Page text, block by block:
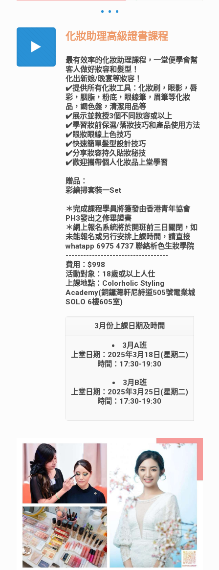
化妝助理高級證書課程
最有效率的化妝助理課程，一堂便學會幫
客人做好妝容和髮型！
化出新娘/晚宴等妝容！
✔️提供所有化妝工具：化妝刷，眼影，唇
彩，胭脂，粉底，眼線筆，眉筆等化妝
品，調色盤，清潔用品等
✔️展示並教授3個不同妝容或以上
✔️學習妝前保濕/落妝技巧和產品使用方法
✔️眼妝眼線上色技巧
✔️快速簡單髮型設計技巧
✔️分享妝容持久貼妝秘技
✔️歡迎攜帶個人化妝品上堂學習
贈品：
彩繪掃套裝一Set
＊完成課程學員將獲發由香港青年協會
PH3發出之修畢證書
＊網上報名系統將於開班前三日關閉，如
未能報名或另行安排上課時間，請直接
whatapp 6975 4737 聯絡析色生妝學院
-----------------------------------
費用：$998
活動對象：18歲或以上人仕
上課地點：Colorholic Styling
Academy(銅鑼灣軒尼詩道505號電業城
SOLO 6樓605室)
3月份上課日期及時間
3月A班
上堂日期：2025年3月18日(星期二)
時間：17:30-19:30
3月B班
上堂日期：2025年3月25日(星期二)
時間：17:30-19:30